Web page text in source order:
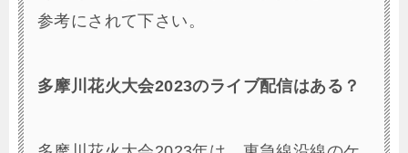
参考にされて下さい。
多摩川花火大会2023のライブ配信はある？